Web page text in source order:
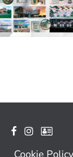
Cookie Policy